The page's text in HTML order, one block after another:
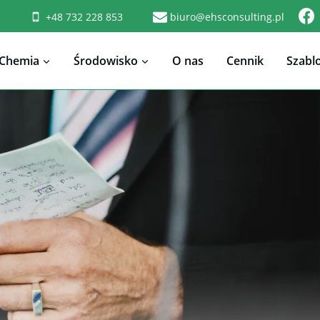
+48 732 228 853 biuro@ehsconsulting.pl
Chemia Środowisko O nas Cennik